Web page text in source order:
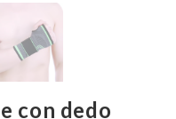
con dedo